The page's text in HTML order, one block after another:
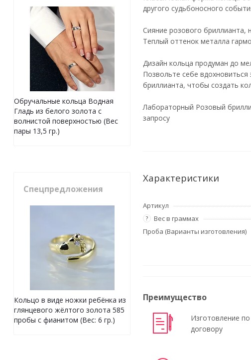
другого судьбоносного
Сияние розового бриллианта,
Теплый оттенок металла
Дизайн кольца продуман до
Позвольте себе
бриллианта, чтобы создать
Лабораторный Розовый
запросу
Характеристики
Артикул
? Вес в граммах
Проба (Варианты изготовления)
Преимущество
Изготовление по
договору
Обручальные кольца Водная
Гладь из белого золота с
волнистой поверхностью (Вес
пары 13,5 гр.)
Спецпредложения
Кольцо в виде ножки ребёнка из
глянцевого жёлтого золота 585
пробы с фианитом (Вес: 6 гр.)